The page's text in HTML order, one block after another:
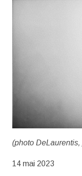
(photo
14 mai 2023